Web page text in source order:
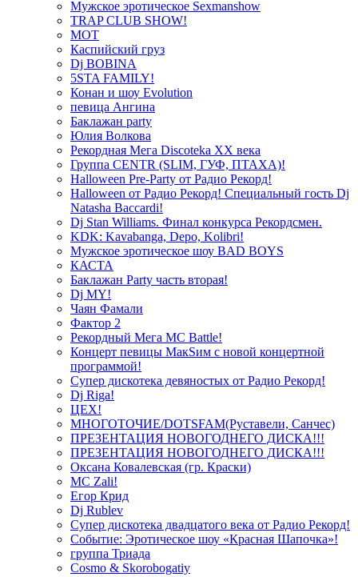
Мужское эротическое Sexmanshow
TRAP CLUB SHOW!
МОТ
Каспийский груз
Dj BOBINA
5STA FAMILY!
Конан и шоу Evolution
певица Ангина
Баклажан party
Юлия Волкова
Рекордная Мега Discoteka XX века
Группа CENTR (SLIM, ГУФ, ПТАХА)!
Halloween Pre-Party от Радио Рекорд!
Halloween от Радио Рекорд! Специальный гость Dj
Natasha Baccardi!
Dj Stan Williams. Финал конкурса Рекордсмен.
KDK: Kavabanga, Depo, Kolibri!
Мужское эротическое шоу BAD BOYS
КАСТА
Баклажан Party часть вторая!
Dj MY!
Чаян Фамали
Фактор 2
Рекордный Мега МС Battle!
Концерт певицы МакSим с новой концертной
программой!
Супер дискотека девяностых от Радио Рекорд!
Dj Riga!
ЦЕХ!
МНОГОТОЧИЕ/DOTSFAM(Руставели, Санчес)
ПРЕЗЕНТАЦИЯ НОВОГОДНЕГО ДИСКА!!!
ПРЕЗЕНТАЦИЯ НОВОГОДНЕГО ДИСКА!!!
Оксана Ковалевская (гр. Краски)
MC Zali!
Егор Крид
Dj Rublev
Супер дискотека двадцатого века от Радио Рекорд!
Событие: Эротическое шоу «Красная Шапочка»!
группа Триада
Cosmo & Skorobogatiy